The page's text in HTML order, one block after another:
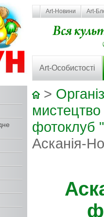
Art-Новини Art-
Art-Особистості
>
мистецтво
фотоклуб
Асканія-